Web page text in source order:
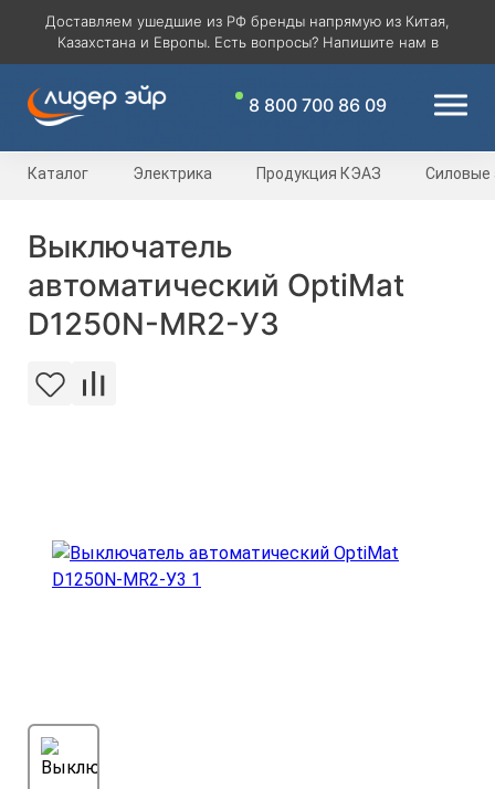
Доставляем ушедшие из РФ бренды напрямую из Китая,
Казахстана и Европы. Есть вопросы? Напишите нам в
8 800 700 86 09
Каталог Электрика Продукция КЭАЗ Силовые
Выключатель
автоматический OptiMat
D1250N-MR2-У3